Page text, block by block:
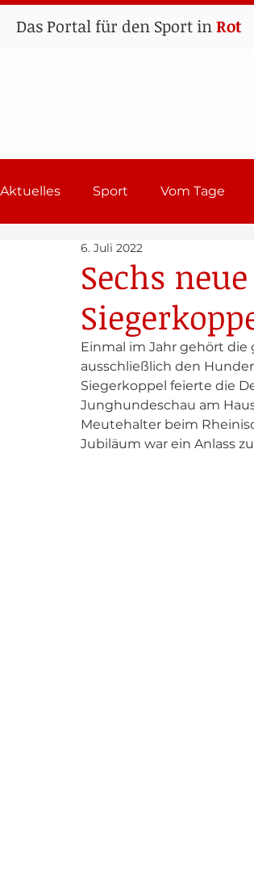
Das Portal für den Sport inRot
Aktuelles Sport Vom Tage
Lehrgänge Sport in Rot
Sechs
6. Juli 2022
Einmal im Jahr gehört
ausschließlich den
Siegerkoppel feierte die
Junghundeschau am
Meutehalter beim
Jubiläum war ein Anlass